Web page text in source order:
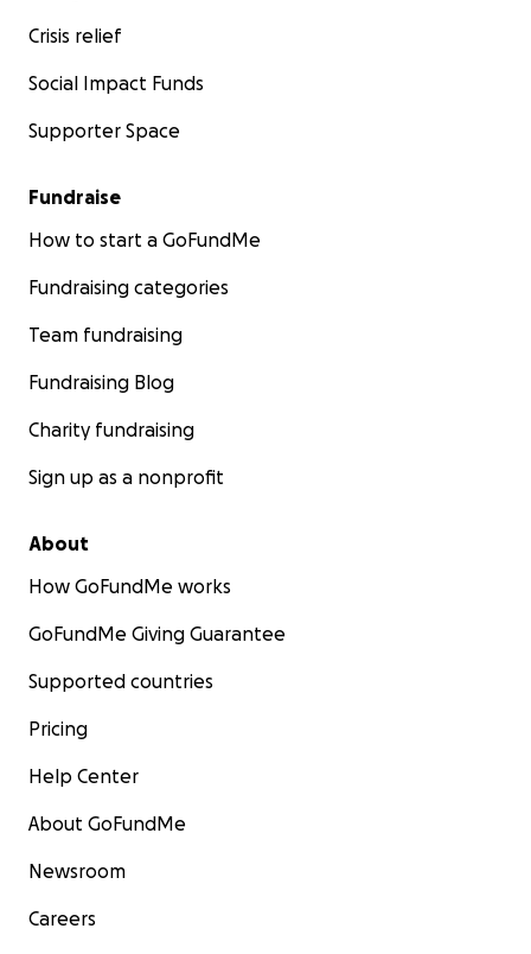
Crisis relief
Social Impact Funds
Supporter Space
Fundraise
How to start a GoFundMe
Fundraising categories
Team fundraising
Fundraising Blog
Charity fundraising
Sign up as a nonprofit
About
How GoFundMe works
GoFundMe Giving Guarantee
Supported countries
Pricing
Help Center
About GoFundMe
Newsroom
Careers